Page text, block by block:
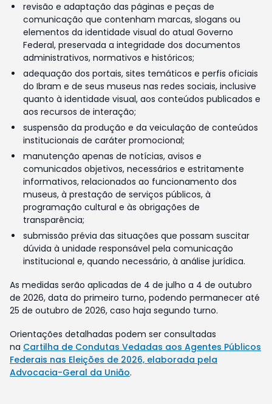
revisão e adaptação das páginas e peças de
comunicação que contenham marcas, slogans ou
elementos da identidade visual do atual Governo
Federal, preservada a integridade dos documentos
administrativos, normativos e históricos;
adequação dos portais, sites temáticos e perfis oficiais
do Ibram e de seus museus nas redes sociais, inclusive
quanto à identidade visual, aos conteúdos publicados e
aos recursos de interação;
suspensão da produção e da veiculação de conteúdos
institucionais de caráter promocional;
manutenção apenas de notícias, avisos e
comunicados objetivos, necessários e estritamente
informativos, relacionados ao funcionamento dos
museus, à prestação de serviços públicos, à
programação cultural e às obrigações de
transparência;
submissão prévia das situações que possam suscitar
dúvida à unidade responsável pela comunicação
institucional e, quando necessário, à análise jurídica.
As medidas serão aplicadas de 4 de julho a 4 de outubro
de 2026, data do primeiro turno, podendo permanecer até
25 de outubro de 2026, caso haja segundo turno.
Orientações detalhadas podem ser consultadas
na Cartilha de Condutas Vedadas aos Agentes Públicos
Federais nas Eleições de 2026, elaborada pela
Advocacia-Geral da União.